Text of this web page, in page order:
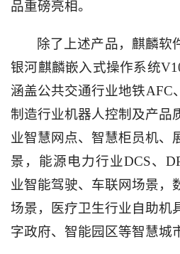
品重磅亮相。
除了上述产品，麒麟软
银河麒麟嵌入式操作系统
涵盖公共交通行业地铁AFC、
制造行业机器人控制及产品
业智慧网点、智慧柜员机、
景，能源电力行业DCS、
业智能驾驶、车联网场景，
场景，医疗卫生行业自助机
字政府、智能园区等智慧城